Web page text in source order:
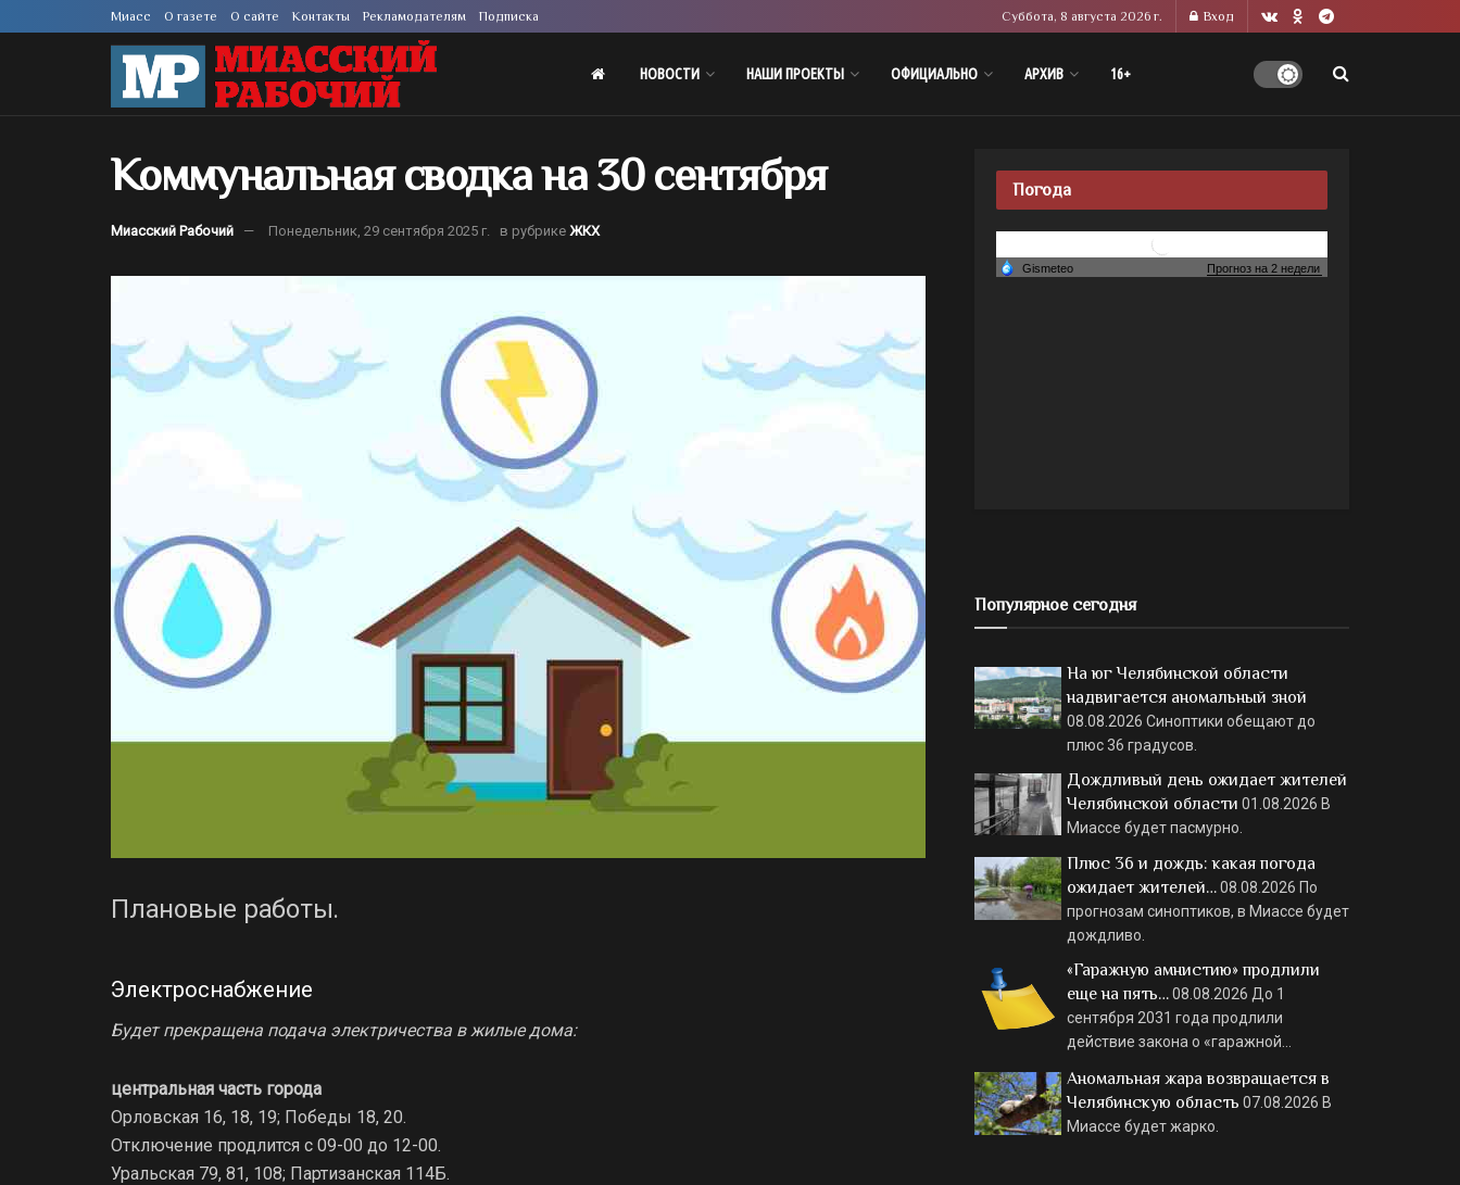
Миасс О газете О сайте Контакты Рекламодателям Подписка Суббота, 8 августа 2026 г. Вход
НОВОСТИ НАШИ ПРОЕКТЫ ОФИЦИАЛЬНО АРХИВ 16+
Коммунальная сводка на 30 сентября
Миасский Рабочий Понедельник, 29 сентября 2025 г. в рубрике ЖКХ
Плановые работы.
Электроснабжение
Будет прекращена подача электричества в жилые дома:
центральная часть города
Орловская 16, 18, 19; Победы 18, 20.
Отключение продлится с 09-00 до 12-00.
Уральская 79, 81, 108; Партизанская 114Б.
Погода
Популярное сегодня
На юг Челябинской области
надвигается аномальный зной
08.08.2026 Синоптики обещают до
плюс 36 градусов.
Дождливый день ожидает жителей
Челябинской области 01.08.2026 В
Миассе будет пасмурно.
Плюс 36 и дождь: какая погода
ожидает жителей…08.08.2026 По
прогнозам синоптиков, в Миассе будет
дождливо.
«Гаражную амнистию» продлили
еще на пять…08.08.2026 До 1
сентября 2031 года продлили
действие закона о «гаражной…
Аномальная жара возвращается в
Челябинскую область 07.08.2026 В
Миассе будет жарко.